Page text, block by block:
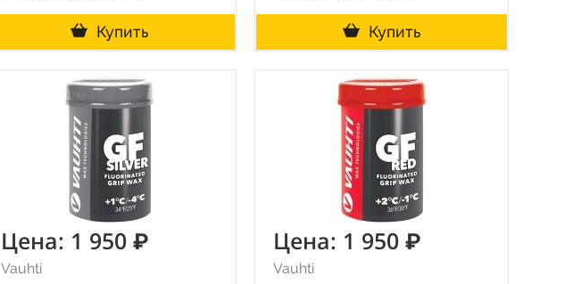
Купить Купить
Цена: 1 950 ₽
Vauhti
Цена: 1 950 ₽
Vauhti